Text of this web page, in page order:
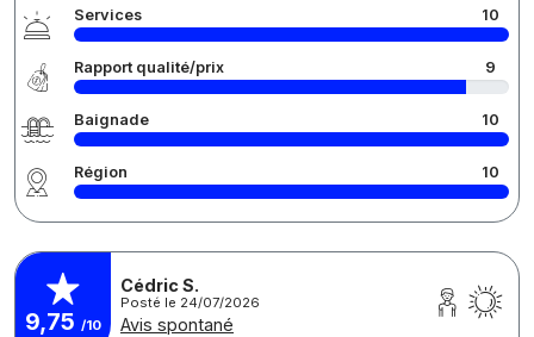
Services 10
Rapport qualité/prix 9
Baignade 10
Région 10
9,75 /10
Cédric S.
Posté le 24/07/2026
Avis spontané